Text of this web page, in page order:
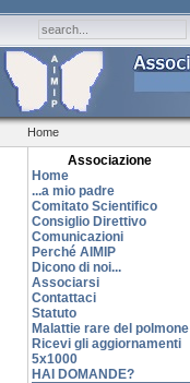
Home
Associazione
Home
...a mio padre
Comitato Scientifico
Consiglio Direttivo
Comunicazioni
Perché AIMIP
Dicono di noi...
Associarsi
Contattaci
Statuto
Malattie rare del polmone
Ricevi gli aggiornamenti
5x1000
HAI DOMANDE?